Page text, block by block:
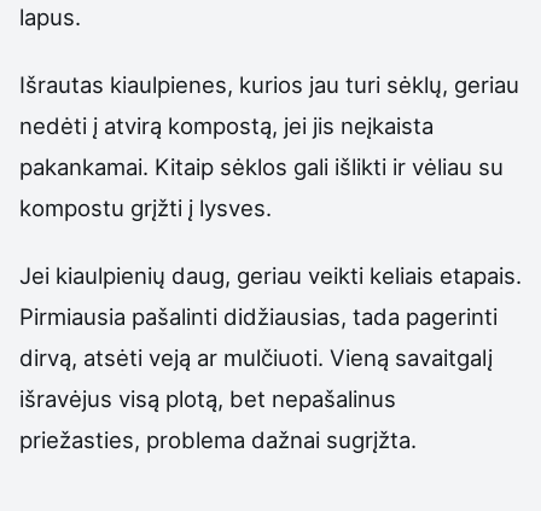
lapus.
Išrautas kiaulpienes, kurios jau turi sėklų, geriau
nedėti į atvirą kompostą, jei jis neįkaista
pakankamai. Kitaip sėklos gali išlikti ir vėliau su
kompostu grįžti į lysves.
Jei kiaulpienių daug, geriau veikti keliais etapais.
Pirmiausia pašalinti didžiausias, tada pagerinti
dirvą, atsėti veją ar mulčiuoti. Vieną savaitgalį
išravėjus visą plotą, bet nepašalinus
priežasties, problema dažnai sugrįžta.